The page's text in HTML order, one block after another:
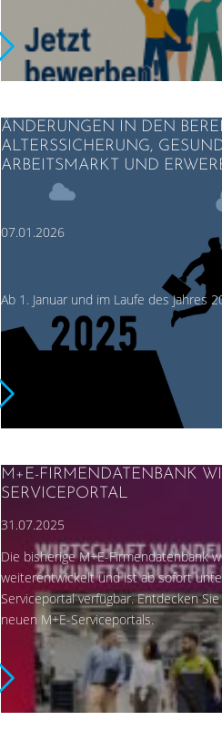
ÄNDERUNGEN IN DEN
ALTERSSICHERUNG,
ARBEITSMARKT UND
07.01.2026
Ab 1. Januar und im Laufe des Jahres
M+E-FIRMENDATENBANK
SERVICEPORTAL
31.07.2025
Die bisherige M+E-Firmendatenbank
weiterentwickelt und ist ab sofort
Serviceportal verfügbar. Entdecken
neuen M+E-Serviceportals.